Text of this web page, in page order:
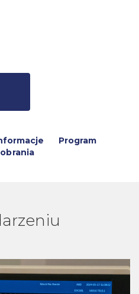
Program